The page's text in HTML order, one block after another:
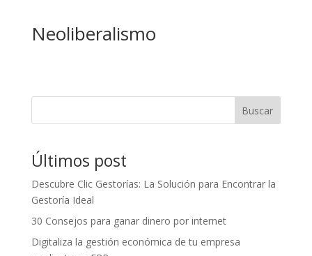
Neoliberalismo
Buscar
Últimos post
Descubre Clic Gestorías: La Solución para Encontrar la
Gestoría Ideal
30 Consejos para ganar dinero por internet
Digitaliza la gestión económica de tu empresa